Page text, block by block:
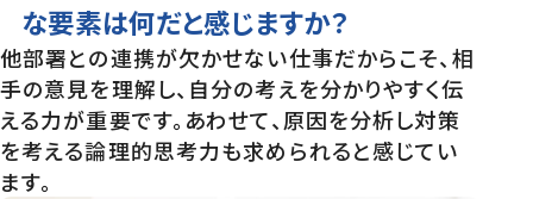
な要素は何だと感じますか？
他部署との連携が欠かせない仕事だからこそ、相
手の意見を理解し、自分の考えを分かりやすく伝
える力が重要です。あわせて、原因を分析し対策
を考える論理的思考力も求められると感じてい
ます。